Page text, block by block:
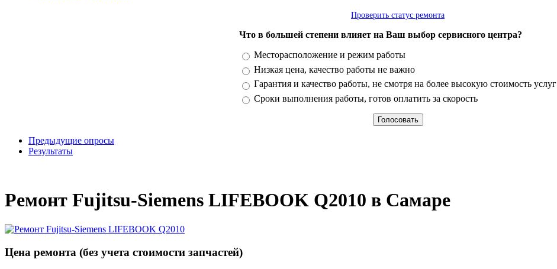
Проверить статус ремонта
Что в большей степени влияет на Ваш выбор сервисного центра?
Варианты
Месторасположение и режим работы
Низкая цена, качество работы не важно
Гарантия и качество работы, не смотря на более высокую стоимость услуг
Сроки выполнения работы, готов оплатить за скорость
Предыдущие опросы
Результаты
Ремонт Fujitsu-Siemens LIFEBOOK Q2010 в Самаре
Цена ремонта (без учета стоимости запчастей)